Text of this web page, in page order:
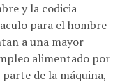
para el hombre
a una mayor
alimentado por
de la máquina,
el germen de su